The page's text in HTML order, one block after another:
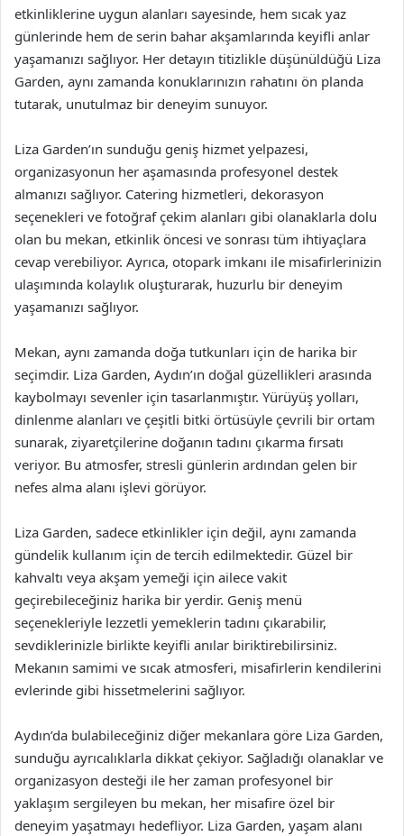
etkinliklerine uygun alanları sayesinde, hem sıcak yaz
günlerinde hem de serin bahar akşamlarında keyifli anlar
yaşamanızı sağlıyor. Her detayın titizlikle düşünüldüğü Liza
Garden, aynı zamanda konuklarınızın rahatını ön planda
tutarak, unutulmaz bir deneyim sunuyor.
Liza Garden’ın sunduğu geniş hizmet yelpazesi,
organizasyonun her aşamasında profesyonel destek
almanızı sağlıyor. Catering hizmetleri, dekorasyon
seçenekleri ve fotoğraf çekim alanları gibi olanaklarla dolu
olan bu mekan, etkinlik öncesi ve sonrası tüm ihtiyaçlara
cevap verebiliyor. Ayrıca, otopark imkanı ile misafirlerinizin
ulaşımında kolaylık oluşturarak, huzurlu bir deneyim
yaşamanızı sağlıyor.
Mekan, aynı zamanda doğa tutkunları için de harika bir
seçimdir. Liza Garden, Aydın’ın doğal güzellikleri arasında
kaybolmayı sevenler için tasarlanmıştır. Yürüyüş yolları,
dinlenme alanları ve çeşitli bitki örtüsüyle çevrili bir ortam
sunarak, ziyaretçilerine doğanın tadını çıkarma fırsatı
veriyor. Bu atmosfer, stresli günlerin ardından gelen bir
nefes alma alanı işlevi görüyor.
Liza Garden, sadece etkinlikler için değil, aynı zamanda
gündelik kullanım için de tercih edilmektedir. Güzel bir
kahvaltı veya akşam yemeği için ailece vakit
geçirebileceğiniz harika bir yerdir. Geniş menü
seçenekleriyle lezzetli yemeklerin tadını çıkarabilir,
sevdiklerinizle birlikte keyifli anılar biriktirebilirsiniz.
Mekanın samimi ve sıcak atmosferi, misafirlerin kendilerini
evlerinde gibi hissetmelerini sağlıyor.
Aydın’da bulabileceğiniz diğer mekanlara göre Liza Garden,
sunduğu ayrıcalıklarla dikkat çekiyor. Sağladığı olanaklar ve
organizasyon desteği ile her zaman profesyonel bir
yaklaşım sergileyen bu mekan, her misafire özel bir
deneyim yaşatmayı hedefliyor. Liza Garden, yaşam alanı